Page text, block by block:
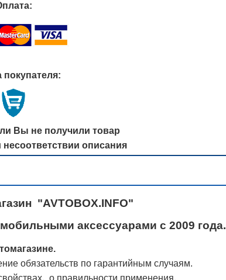
покупателя:
Вы не получили товар
описания
"AVTOBOX.INFO"
аксессуарами с 2009 года.
обязательств по гарантийным случаям.